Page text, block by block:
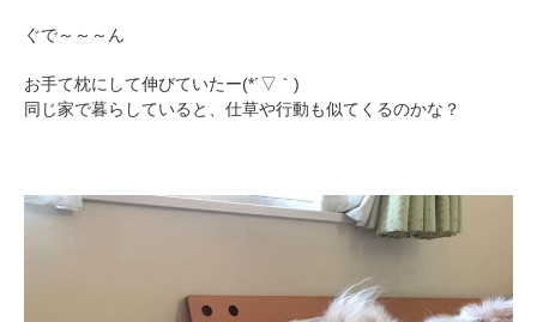
ぐで～～～ん
お手て枕にして伸びていたー(*´▽｀)
同じ家で暮らしていると、仕草や行動も似てくるのかな？